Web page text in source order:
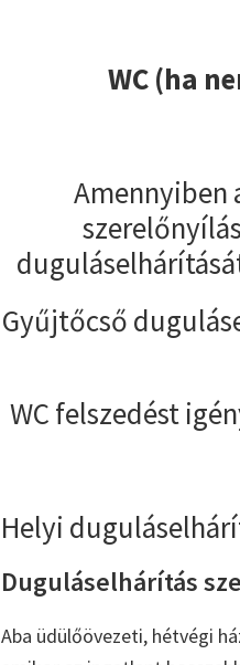
WC (ha
Amennyiben
Gyűjtőcső
WC felszedést
Helyi
Duguláselhárítás
Aba üdülőövezeti, hétvégi